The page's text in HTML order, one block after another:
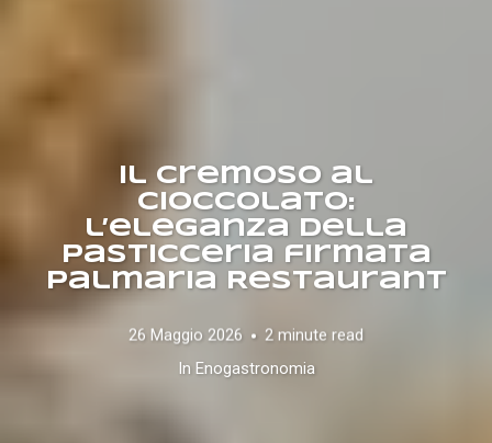
Il Cremoso al
Cioccolato:
l’eleganza della
pasticceria firmata
Palmaria Restaurant
26 Maggio 2026
2 minute read
In Enogastronomia